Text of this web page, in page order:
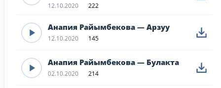
12.10.2020 222
Анапия Райымбекова — Арзуу
12.10.2020 145
Анапия Райымбекова — Булакта
02.10.2020 214